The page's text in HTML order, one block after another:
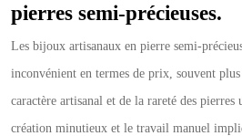
pierres semi-précieuses.
Les bijoux artisanaux en pierre semi-
inconvénient en termes de prix, souvent
caractère artisanal et de la rareté des pierres
création minutieux et le travail manuel